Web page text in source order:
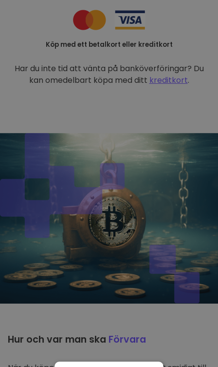
Köp med ett betalkort eller kreditkort
Har du inte tid att vänta på banköverföringar? Du
kan omedelbart köpa med ditt kreditkort.
Hur och var man ska Förvara